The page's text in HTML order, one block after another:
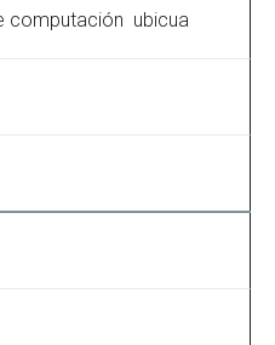
computación ubicua